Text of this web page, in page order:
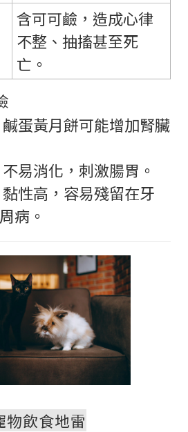
含可可鹼，造成心律
不整、抽搐甚至死
亡。
鹹蛋黃月餅可能增加腎臟
不易消化，刺激腸胃。
黏性高，容易殘留在牙
病。
物飲食地雷